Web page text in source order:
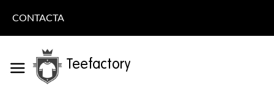
CONTACTA
Teefactory